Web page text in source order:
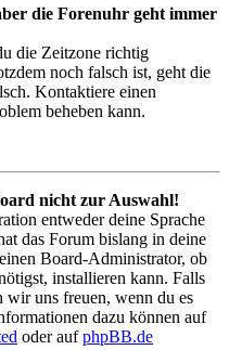
die Forenuhr geht immer
die Zeitzone richtig
noch falsch ist, geht die
Kontaktiere einen
beheben kann.
nicht zur Auswahl!
entweder deine Sprache
das Forum bislang in deine
Board-Administrator, ob
installieren kann. Falls
wir uns freuen, wenn du es
dazu können auf
oder aufphpBB.de